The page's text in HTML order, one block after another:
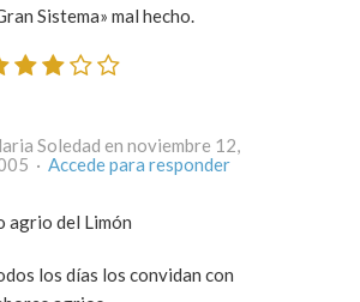
Sistema» mal hecho.
Soledad en noviembre 12,
2005 · Accede para responder
agrio del Limón
los días los convidan con